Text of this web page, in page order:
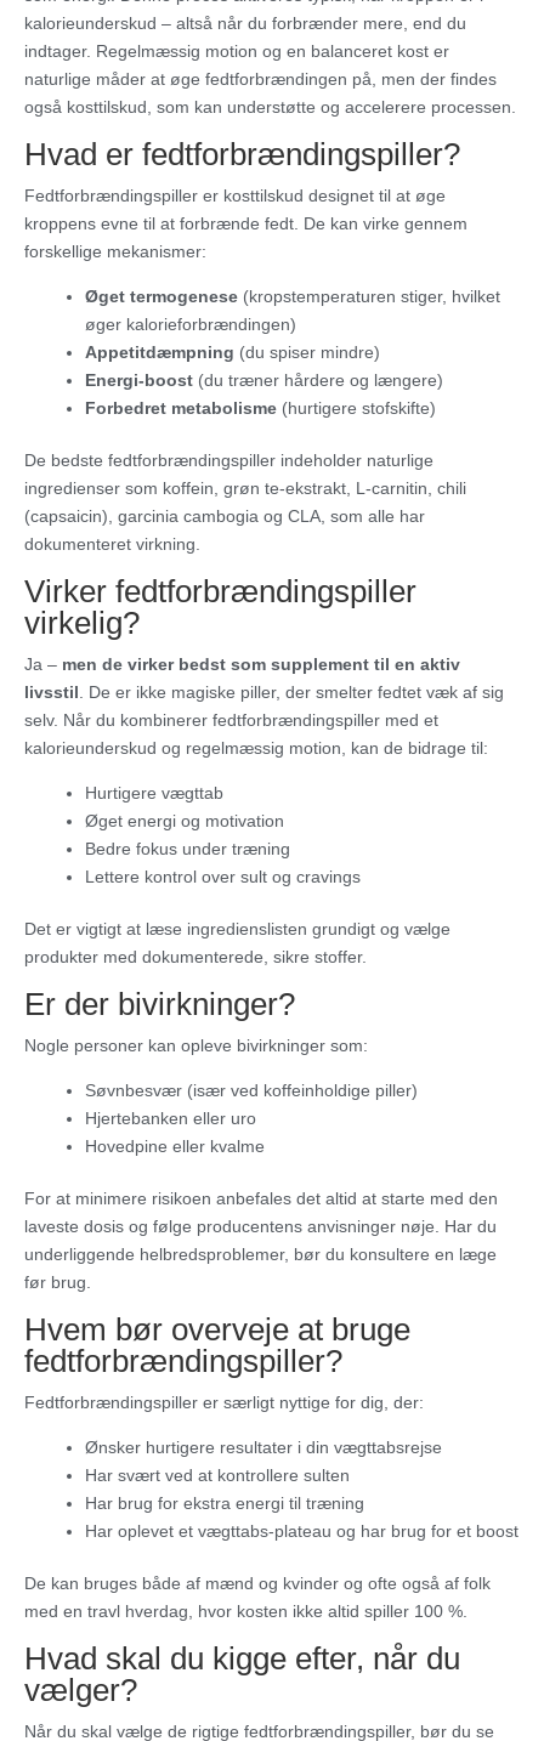
kalorieunderskud – altså når du forbrænder mere, end du
indtager. Regelmæssig motion og en balanceret kost er
naturlige måder at øge fedtforbrændingen på, men der findes
også kosttilskud, som kan understøtte og accelerere processen.
Hvad er fedtforbrændingspiller?
Fedtforbrændingspiller er kosttilskud designet til at øge
kroppens evne til at forbrænde fedt. De kan virke gennem
forskellige mekanismer:
Øget termogenese (kropstemperaturen stiger, hvilket
øger kalorieforbrændingen)
Appetitdæmpning (du spiser mindre)
Energi-boost (du træner hårdere og længere)
Forbedret metabolisme (hurtigere stofskifte)
De bedste fedtforbrændingspiller indeholder naturlige
ingredienser som koffein, grøn te-ekstrakt, L-carnitin, chili
(capsaicin), garcinia cambogia og CLA, som alle har
dokumenteret virkning.
Virker fedtforbrændingspiller
virkelig?
Ja – men de virker bedst som supplement til en aktiv
livsstil . De er ikke magiske piller, der smelter fedtet væk af sig
selv. Når du kombinerer fedtforbrændingspiller med et
kalorieunderskud og regelmæssig motion, kan de bidrage til:
Hurtigere vægttab
Øget energi og motivation
Bedre fokus under træning
Lettere kontrol over sult og cravings
Det er vigtigt at læse ingredienslisten grundigt og vælge
produkter med dokumenterede, sikre stoffer.
Er der bivirkninger?
Nogle personer kan opleve bivirkninger som:
Søvnbesvær (især ved koffeinholdige piller)
Hjertebanken eller uro
Hovedpine eller kvalme
For at minimere risikoen anbefales det altid at starte med den
laveste dosis og følge producentens anvisninger nøje. Har du
underliggende helbredsproblemer, bør du konsultere en læge
før brug.
Hvem bør overveje at bruge
fedtforbrændingspiller?
Fedtforbrændingspiller er særligt nyttige for dig, der:
Ønsker hurtigere resultater i din vægttabsrejse
Har svært ved at kontrollere sulten
Har brug for ekstra energi til træning
Har oplevet et vægttabs-plateau og har brug for et boost
De kan bruges både af mænd og kvinder og ofte også af folk
med en travl hverdag, hvor kosten ikke altid spiller 100 %.
Hvad skal du kigge efter, når du
vælger?
Når du skal vælge de rigtige fedtforbrændingspiller, bør du se